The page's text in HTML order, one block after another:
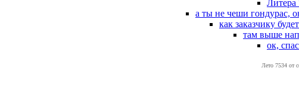
Литера
а ты не чеши гондурас,
как заказчику
там выше
ок,
Лето 7534 от